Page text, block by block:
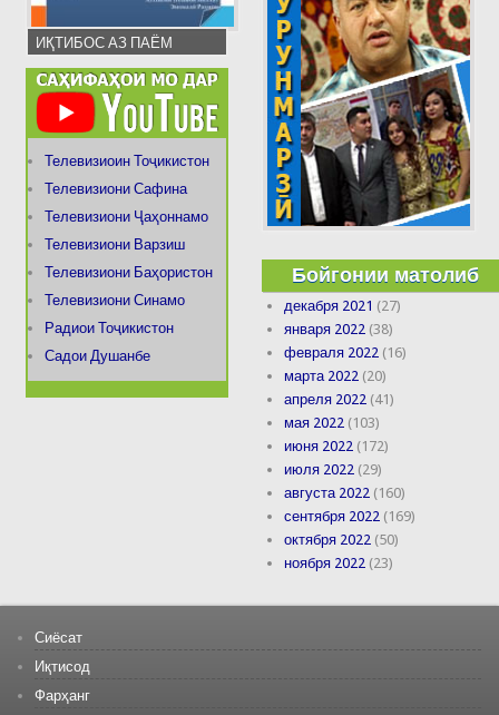
ИҚТИБОС АЗ ПАЁМ
Телевизиоин Тоҷикистон
Телевизиони Сафина
Телевизиони Ҷаҳоннамо
Телевизиони Варзиш
Телевизиони Баҳористон
Телевизиони Синамо
Радиои Тоҷикистон
Садои Душанбе
Бойгонии матолиб
декабря 2021 (27)
января 2022 (38)
февраля 2022 (16)
марта 2022 (20)
апреля 2022 (41)
мая 2022 (103)
июня 2022 (172)
июля 2022 (29)
августа 2022 (160)
сентября 2022 (169)
октября 2022 (50)
ноября 2022 (23)
Сиёсат
Иқтисод
Фарҳанг